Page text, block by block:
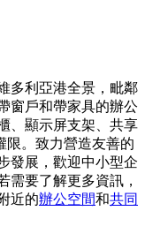
多利亞港全景，毗鄰
窗戶和帶家具的辦公
、顯示屏支架、共享
限。致力營造友善的
發展，歡迎中小型企
需要了解更多資訊，
近的辦公空間和共同